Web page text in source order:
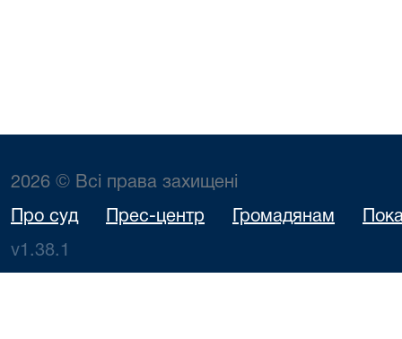
2026 © Всі права захищені
Про суд Прес-центр Громадянам
v1.38.1